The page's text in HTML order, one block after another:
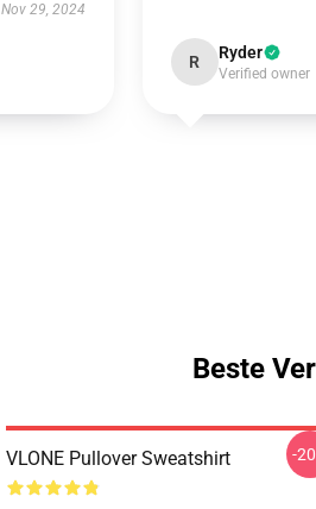
Nov 29, 2024
R Ryder
Verified owner
Beste
VLONE Pullover Sweatshirt -